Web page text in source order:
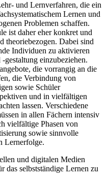
und Lernverfahren, die ein
Lernen und
Problemen schaffen.
ist daher eher konkret und
theoriebezogen. Dabei sind
Individuen zu aktivieren
einzubeziehen.
die vorrangig an die
die Verbindung von
sowie Schüler
und in vielfältigen
lassen. Verschiedene
in allen Fächern intensiv
vielfältige Phasen von
sowie sinnvolle
Lernerfolge.
und digitalen Medien
das selbstständige Lernen zu